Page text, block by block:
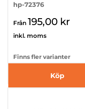
hp-72376
Från 195,00 kr
inkl. moms
Finns fler varianter
Köp